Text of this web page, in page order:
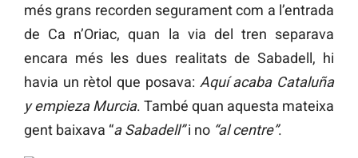
més grans recorden segurament com a l’entrada
de Ca n’Oriac, quan la via del tren separava
encara més les dues realitats de Sabadell, hi
havia un rètol que posava: Aquí acaba Cataluña
y empieza Murcia. També quan aquesta mateixa
gent baixava “a Sabadell”i no “al centre”.